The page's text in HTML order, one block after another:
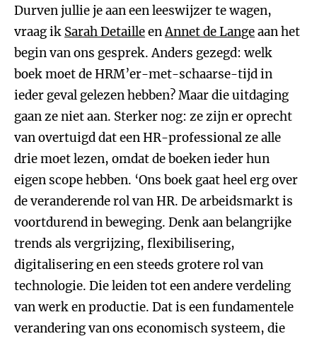
Durven jullie je aan een leeswijzer te wagen,
vraag ik Sarah DetailleenAnnet de Langeaan het
begin van ons gesprek. Anders gezegd: welk
boek moet de HRM’er-met-schaarse-tijd in
ieder geval gelezen hebben? Maar die uitdaging
gaan ze niet aan. Sterker nog: ze zijn er oprecht
van overtuigd dat een HR-professional ze alle
drie moet lezen, omdat de boeken ieder hun
eigen scope hebben. ‘Ons boek gaat heel erg over
de veranderende rol van HR. De arbeidsmarkt is
voortdurend in beweging. Denk aan belangrijke
trends als vergrijzing, flexibilisering,
digitalisering en een steeds grotere rol van
technologie. Die leiden tot een andere verdeling
van werk en productie. Dat is een fundamentele
verandering van ons economisch systeem, die